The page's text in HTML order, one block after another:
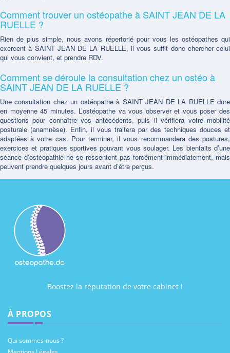
Comment trouver un ostéopathe à SAINT JEAN DE LA
RUELLE ?
Rien de plus simple, nous avons répertorié pour vous les ostéopathes qui
exercent à SAINT JEAN DE LA RUELLE, il vous suffit donc chercher celui
qui vous convient, et prendre RDV.
Comment se déroule la consultation chez un ostéo à
SAINT JEAN DE LA RUELLE ?
Une consultation chez un ostéopathe à SAINT JEAN DE LA RUELLE dure
en moyenne 45 minutes. L’ostéopathe va vous observer et vous poser des
questions pour connaître vos antécédents, puis il vérifiera votre mobilité
posturale (anamnèse). Enfin, il vous traitera par des techniques douces et
adaptées à votre cas. Pour terminer, il vous recommandera des postures,
exercices et pratiques sportives pouvant vous soulager. Les bienfaits d’une
séance d’ostéopathie ne se ressentent pas forcément immédiatement, mais
peuvent prendre quelques jours avant d’être perçus.
Boostez la réputation de votre cabinet !
À PROPOS
Qui sommes-nous ?